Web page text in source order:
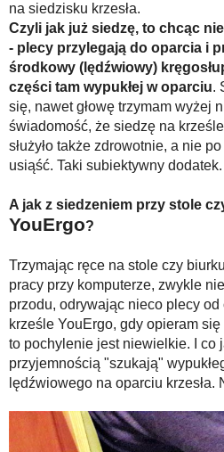
na siedzisku krzesła.
Czyli jak już siedzę, to chcąc
- plecy przylegają do oparcia i
środkowy (lędźwiowy)
części tam wypukłej w oparciu.
się, nawet głowę trzymam wyżej
świadomość, że siedzę na
służyło także zdrowotnie, a nie
usiąść. Taki subiektywny dodatek.
A jak z siedzeniem przy stole
YouErgo?
Trzymając ręce na stole czy
pracy przy komputerze, zwykle
przodu, odrywając nieco plecy
krześle YouErgo, gdy opieram się
to pochylenie jest niewielkie. I co
przyjemnością "szukają"
lędźwiowego na oparciu krzesła.